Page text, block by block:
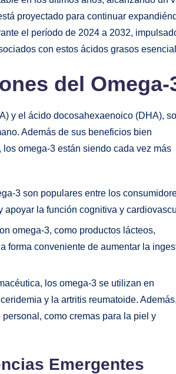
proyectado para continuar
el período de 2024 a 2032,
con estos ácidos grasos
del Omega-
y el ácido docosahexaenoico (DHA),
Además de sus beneficios bien
omega-3 están siendo cada vez más
3 son populares entre los
la función cognitiva y
omega-3, como productos lácteos,
forma conveniente de aumentar la
los omega-3 se utilizan en
y la artritis reumatoide.
como cremas para la piel y
Emergentes